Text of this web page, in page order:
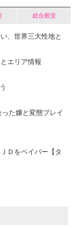
総合殿堂
、世界三大性地と
エリア情報
た嬢と変態プレイ
Ｄをペイバー【タ